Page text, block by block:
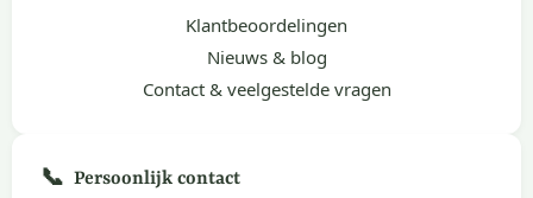
Klantbeoordelingen
Nieuws & blog
Contact & veelgestelde vragen
📞 Persoonlijk contact